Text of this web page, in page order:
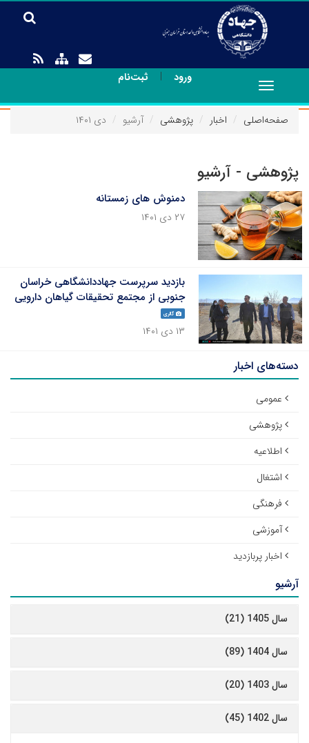
ورود | ثبت‌نام
Toggle
navigation
صفحه‌اصلی
اخبار پژوهشی آرشیو دی ۱۴۰۱
پژوهشی - آرشیو
دمنوش های زمستانه
۲۷ دی ۱۴۰۱
بازدید سرپرست جهاددانشگاهی خراسان
جنوبی از مجتمع تحقیقات گیاهان دارویی
گالری
۱۳ دی ۱۴۰۱
دسته‌های اخبار
عمومی
پژوهشی
اطلاعیه
اشتغال
فرهنگی
آموزشی
اخبار پربازدید
آرشیو
سال 1405 (21)
سال 1404 (89)
سال 1403 (20)
سال 1402 (45)